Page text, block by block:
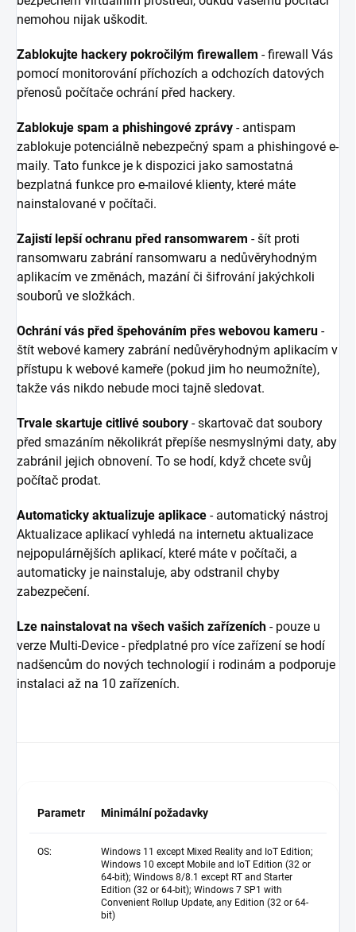
nemohou nijak uškodit.
Zablokujte hackery pokročilým firewallem - firewall Vás
pomocí monitorování příchozích a odchozích datových
přenosů počítače ochrání před hackery.
Zablokuje spam a phishingové zprávy - antispam
zablokuje potenciálně nebezpečný spam a phishingové e-
maily. Tato funkce je k dispozici jako samostatná
bezplatná funkce pro e-mailové klienty, které máte
nainstalované v počítači.
Zajistí lepší ochranu před ransomwarem - šít proti
ransomwaru zabrání ransomwaru a nedůvěryhodným
aplikacím ve změnách, mazání či šifrování jakýchkoli
souborů ve složkách.
Ochrání vás před špehováním přes webovou kameru -
štít webové kamery zabrání nedůvěryhodným aplikacím v
přístupu k webové kameře (pokud jim ho neumožníte),
takže vás nikdo nebude moci tajně sledovat.
Trvale skartuje citlivé soubory - skartovač dat soubory
před smazáním několikrát přepíše nesmyslnými daty, aby
zabránil jejich obnovení. To se hodí, když chcete svůj
počítač prodat.
Automaticky aktualizuje aplikace - automatický nástroj
Aktualizace aplikací vyhledá na internetu aktualizace
nejpopulárnějších aplikací, které máte v počítači, a
automaticky je nainstaluje, aby odstranil chyby
zabezpečení.
Lze nainstalovat na všech vašich zařízeních - pouze u
verze Multi-Device - předplatné pro více zařízení se hodí
nadšencům do nových technologií i rodinám a podporuje
instalaci až na 10 zařízeních.
Parametr Minimální požadavky
OS:
Windows 11 except Mixed Reality and IoT Edition;
Windows 10 except Mobile and IoT Edition (32 or
64-bit); Windows 8/8.1 except RT and Starter
Edition (32 or 64-bit); Windows 7 SP1 with
Convenient Rollup Update, any Edition (32 or 64-
bit)